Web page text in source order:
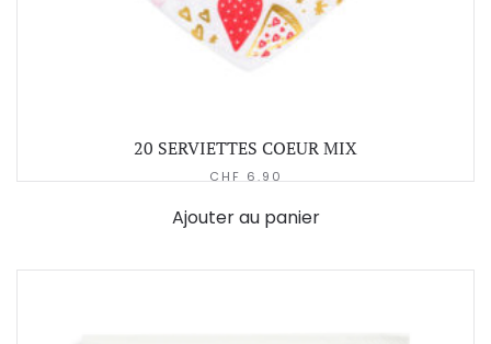
20 SERVIETTES COEUR MIX
CHF 6.90
Ajouter au panier